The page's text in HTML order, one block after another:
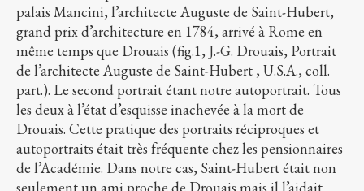
palais Mancini, l’architecte Auguste de Saint-Hubert,
grand prix d’architecture en 1784, arrivé à Rome en
même temps que Drouais (fig.1, J.-G. Drouais, Portrait
de l’architecte Auguste de Saint-Hubert , U.S.A., coll.
part.). Le second portrait étant notre autoportrait. Tous
les deux à l’état d’esquisse inachevée à la mort de
Drouais. Cette pratique des portraits réciproques et
autoportraits était très fréquente chez les pensionnaires
de l’Académie. Dans notre cas, Saint-Hubert était non